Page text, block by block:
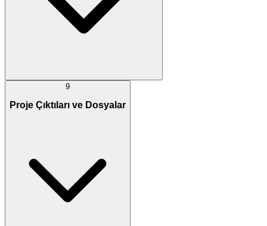
9
Proje Çıktıları ve Dosyalar